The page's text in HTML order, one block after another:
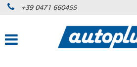
+39 0471 660455